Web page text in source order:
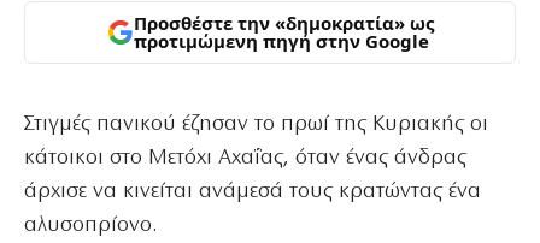
Προσθέστε την «δημοκρατία» ως
προτιμώμενη πηγή στην Google
Στιγμές πανικού έζησαν το πρωί της Κυριακής οι
κάτοικοι στο Μετόχι Αχαΐας, όταν ένας άνδρας
άρχισε να κινείται ανάμεσά τους κρατώντας ένα
αλυσοπρίονο.